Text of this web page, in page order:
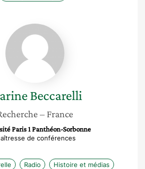
Marine
Beccarelli
Beccarelli
– France
Paris 1 Panthéon-Sorbonne
de conférences
Radio Histoire et médias